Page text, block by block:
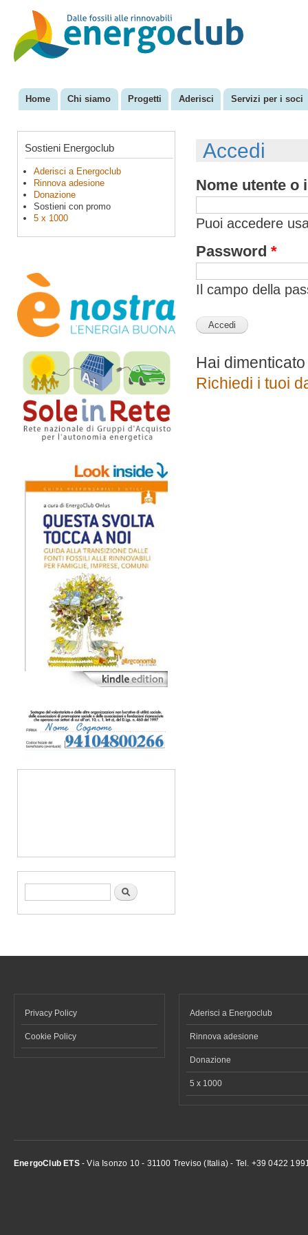
EnergoClub
per la
riconversione
del sistema
Menu principale
Home Chi siamo Progetti Aderisci Servizi per i soci
Sostieni Energoclub
Aderisci a Energoclub
Rinnova adesione
Donazione
Sostieni con promo
5 x 1000
Form di ricerca Cerca
Accedi
Nome utente
Puoi accedere
Password *
Il campo della
Hai
Richiedi i tuoi
Privacy Policy
Cookie Policy
Aderisci a Energoclub
Rinnova adesione
Donazione
5 x 1000
EnergoClub ETS- Via Isonzo 10 - 31100 Treviso (Italia) - Tel. +39 0422